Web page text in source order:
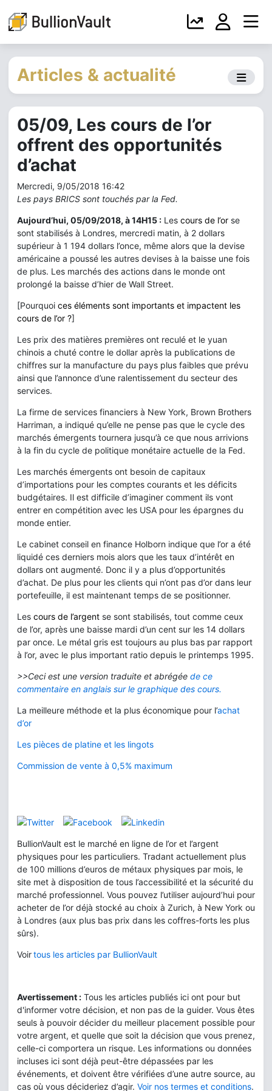
Articles & actualité
05/09, Les cours de l’or
offrent des opportunités
d’achat
Mercredi, 9/05/2018 16:42
Les pays BRICS sont touchés par la Fed.
Aujourd’hui, 05/09/2018, à 14H15 : Les cours de l’or se
sont stabilisés à Londres, mercredi matin, à 2 dollars
supérieur à 1 194 dollars l’once, même alors que la devise
américaine a poussé les autres devises à la baisse une fois
de plus. Les marchés des actions dans le monde ont
prolongé la baisse d’hier de Wall Street.
[Pourquoi ces éléments sont importants et impactent les
cours de l’or ?]
Les prix des matières premières ont reculé et le yuan
chinois a chuté contre le dollar après la publications de
chiffres sur la manufacture du pays plus faibles que prévu
ainsi que l’annonce d’une ralentissement du secteur des
services.
La firme de services financiers à New York, Brown Brothers
Harriman, a indiqué qu’elle ne pense pas que le cycle des
marchés émergents tournera jusqu’à ce que nous arrivions
à la fin du cycle de politique monétaire actuelle de la Fed.
Les marchés émergents ont besoin de capitaux
d’importations pour les comptes courants et les déficits
budgétaires. Il est difficile d’imaginer comment ils vont
entrer en compétition avec les USA pour les épargnes du
monde entier.
Le cabinet conseil en finance Holborn indique que l’or a été
liquidé ces derniers mois alors que les taux d’intérêt en
dollars ont augmenté. Donc il y a plus d’opportunités
d’achat. De plus pour les clients qui n’ont pas d’or dans leur
portefeuille, il est maintenant temps de se positionner.
Les cours de l’argent se sont stabilisés, tout comme ceux
de l’or, après une baisse mardi d’un cent sur les 14 dollars
par once. Le métal gris est toujours au plus bas par rapport
à l’or, avec le plus important ratio depuis le printemps 1995.
>>Ceci est une version traduite et abrégée de ce
commentaire en anglais sur le graphique des cours.
La meilleure méthode et la plus économique pour l’achat
d’or
Les pièces de platine et les lingots
Commission de vente à 0,5% maximum
BullionVault est le marché en ligne de l’or et l’argent
physiques pour les particuliers. Tradant actuellement plus
de 100 millions d’euros de métaux physiques par mois, le
site met à disposition de tous l’accessibilité et la sécurité du
marché professionnel. Vous pouvez l’utiliser aujourd’hui pour
acheter de l’or déjà stocké au choix à Zurich, à New York ou
à Londres (aux plus bas prix dans les coffres-forts les plus
sûrs).
Voirtous les articles par BullionVault
Avertissement : Tous les articles publiés ici ont pour but
d'informer votre décision, et non pas de la guider. Vous êtes
seuls à pouvoir décider du meilleur placement possible pour
votre argent, et quelle que soit la décision que vous prenez,
celle-ci comportera un risque. Les informations ou données
incluses ici sont déjà peut-être dépassées par les
événements, et doivent être vérifiées d’une autre source, au
cas où vous décideriez d’agir. Voir nos termes et conditions.